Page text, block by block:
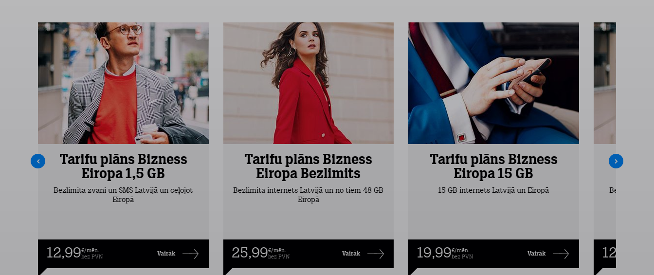
Tarifu plāns Bizness
Eiropa 1,5 GB
Bezlimita zvani un SMS Latvijā un ceļojot
Eiropā
12,99€/mēn.
bez PVN
Vairāk
Tarifu plāns Bizness
Eiropa Bezlimits
Bezlimita internets Latvijā un no tiem 48 GB
Eiropā
25,99€/mēn.
bez PVN
Vairāk
Tarifu plāns Bizness
Eiropa 15 GB
15 GB internets Latvijā un Eiropā
19,99€/mēn.
bez PVN
Vairāk
Bezlimita
12,99